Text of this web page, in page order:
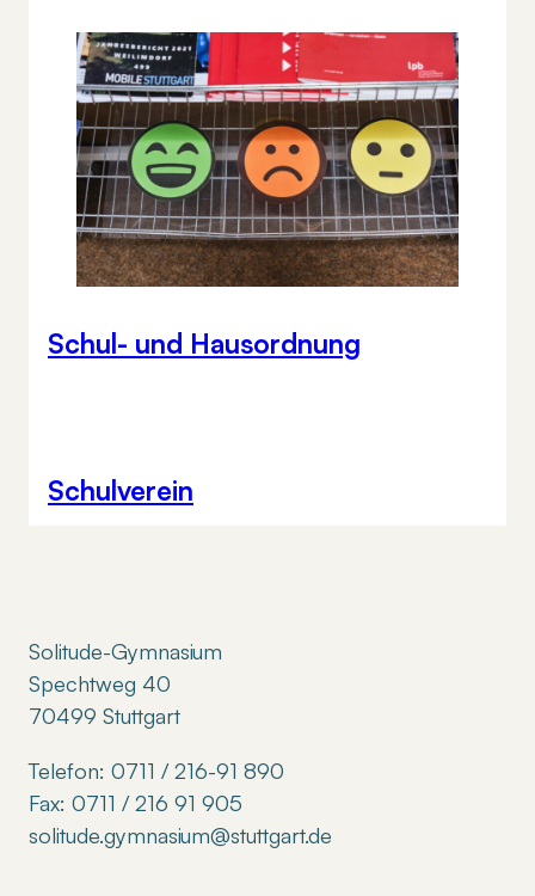
Schul- und Hausordnung
Schulverein
Solitude-Gymnasium
Spechtweg 40
70499 Stuttgart
Telefon: 0711 / 216-91 890
Fax: 0711 / 216 91 905
solitude.gymnasium@stuttgart.de